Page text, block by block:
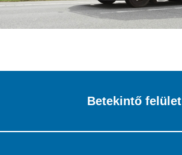
Betekintő felület